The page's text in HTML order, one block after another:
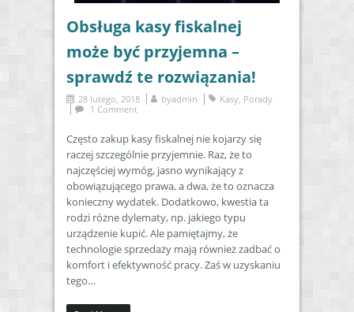
Obsługa kasy fiskalnej
może być przyjemna –
sprawdź te rozwiązania!
28 lutego, 2018 byadmin Kasy, Porady
1 Comment
Często zakup kasy fiskalnej nie kojarzy się
raczej szczególnie przyjemnie. Raz, że to
najczęściej wymóg, jasno wynikający z
obowiązującego prawa, a dwa, że to oznacza
konieczny wydatek. Dodatkowo, kwestia ta
rodzi różne dylematy, np. jakiego typu
urządzenie kupić. Ale pamiętajmy, że
technologie sprzedaży mają również zadbać o
komfort i efektywność pracy. Zaś w uzyskaniu
tego…